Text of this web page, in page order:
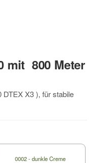
mit 800 Meter
DTEX X3 ), für stabile
0002 - dunkle Creme